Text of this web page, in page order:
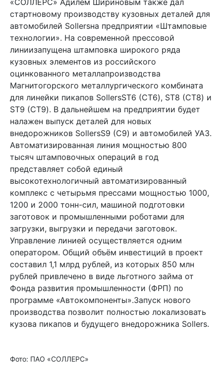
стартновому производству кузовных деталей для
автомобилей Sollersна предприятии «Штамповые
технологии». На современной прессовой
линиизапущена штамповка широкого ряда
кузовных элементов из российского
оцинкованного металлапроизводства
Магнитогорского металлургического комбината
для линейки пикапов SollersST6 (СТ6), ST8 (CТ8) и
ST9 (СТ9). В дальнейшем на предприятии будет
налажен выпуск деталей для новых
внедорожников SollersS9 (С9) и автомобилей УАЗ.
Автоматизированная линия мощностью 800
тысяч штамповочных операций в год
представляет собой единый
высокотехнологичный автоматизированный
комплекс с четырьмя прессами мощностью 1000,
1200 и 2000 тонн-сил, машиной подготовки
заготовок и промышленными роботами для
загрузки, выгрузки и передачи заготовок.
Управление линией осуществляется одним
оператором. Общий объём инвестиций в проект
составил 1,1 млрд рублей, из которых 850 млн
рублей привлечено в виде льготного займа от
Фонда развития промышленности (ФРП) по
программе «Автокомпоненты».Запуск нового
производства позволит полностью локализовать
кузова пикапов и будущего внедорожника Sollers.
Фото: ПАО «СОЛЛЕРС»